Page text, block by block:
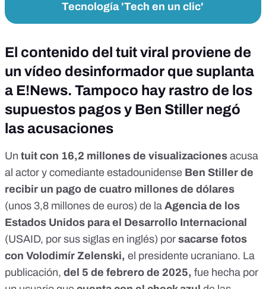
Tecnología 'Tech en un clic'
El contenido del tuit viral proviene de
un vídeo desinformador que suplanta
a E!News. Tampoco hay rastro de los
supuestos pagos y Ben Stiller negó
las acusaciones
Un tuit con 16,2 millones de visualizaciones acusa
al actor y comediante estadounidense Ben Stiller de
recibir un pago de cuatro millones de dólares
(unos 3,8 millones de euros) de la Agencia de los
Estados Unidos para el Desarrollo Internacional
(USAID, por sus siglas en inglés) por sacarse fotos
con Volodimír Zelenski, el presidente ucraniano. La
publicación, del 5 de febrero de 2025, fue hecha por